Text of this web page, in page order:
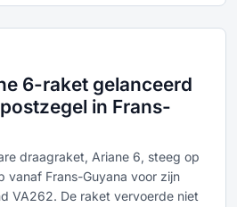
6-raket gelanceerd
in Frans-
draagraket, Ariane 6, steeg op
vanaf Frans-Guyana voor zijn
VA262. De raket vervoerde niet